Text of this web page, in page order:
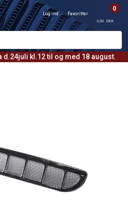
kl.12 til og med 18 august.
Log ind Favoritter
0
0,00 DKK